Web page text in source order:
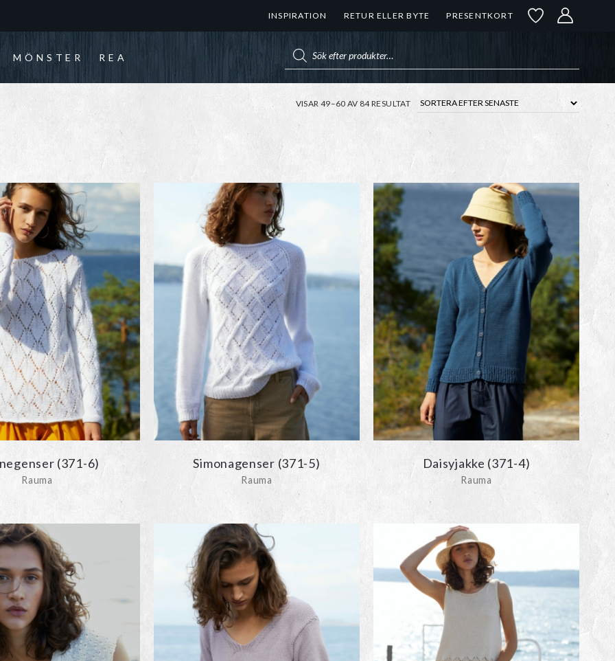
INSPIRATION RETUR ELLER BYTE PRESENTKORT
MÖNSTER REA
VISAR 49–60 AV 84 RESULTATSORTERA
EFTER
(371-6)
Rauma
Simonagenser (371-5)
Rauma
Daisyjakke (371-4)
Rauma